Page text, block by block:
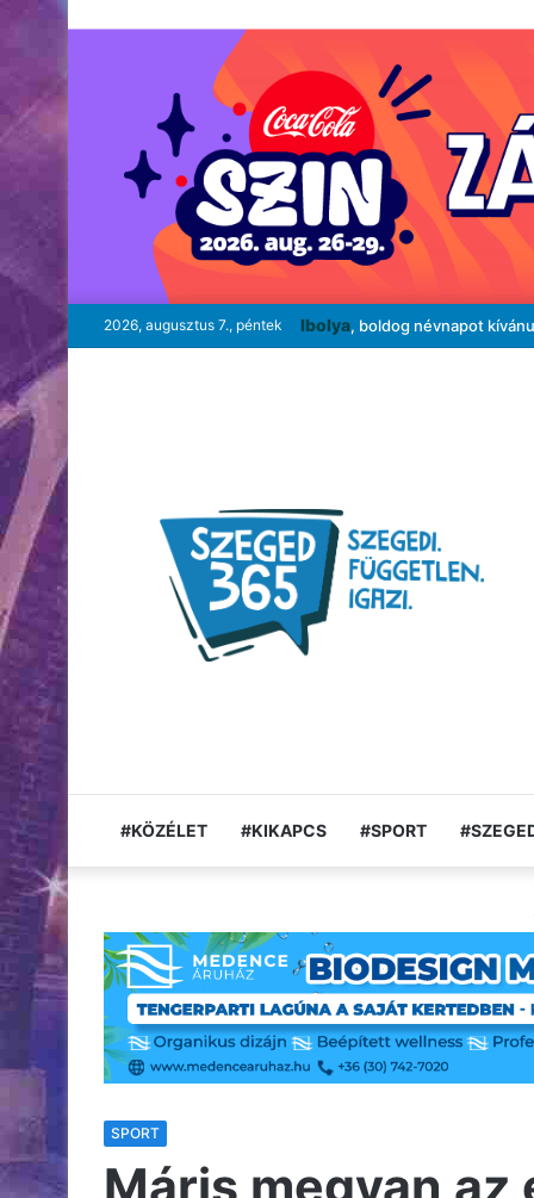
2026, augusztus 7., péntek Ibolya, boldog névnapot
#KÖZÉLET #KIKAPCS #SPORT
SPORT